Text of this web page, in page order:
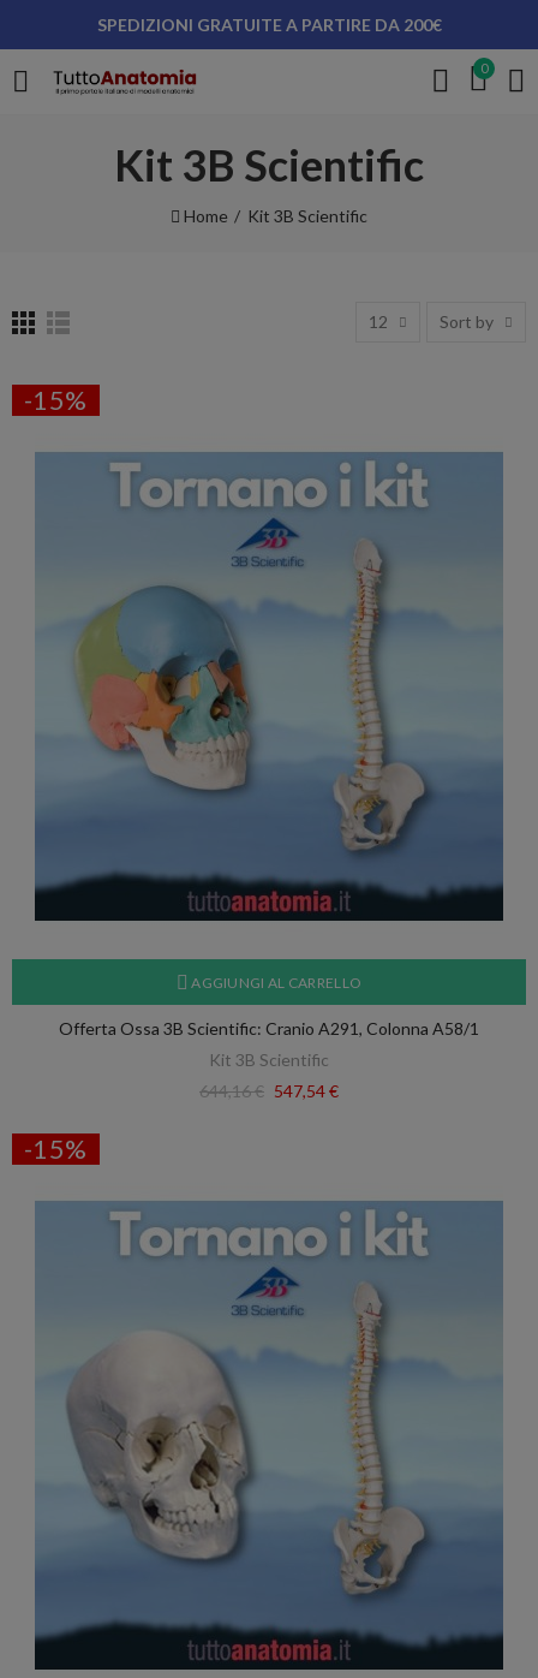
SPEDIZIONI GRATUITE A PARTIRE DA 200€
0
Kit 3B Scientific
Home Kit 3B Scientific
12 Sort by
-15%
AGGIUNGI AL CARRELLO
Offerta Ossa 3B Scientific: Cranio A291, Colonna A58/1
Kit 3B Scientific
644,16 € 547,54 €
-15%